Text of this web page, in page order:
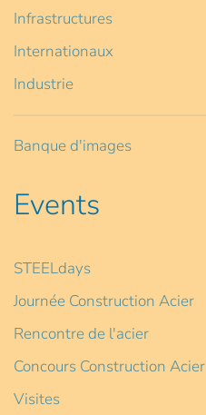
Infrastructures
Internationaux
Industrie
Banque d'images
Events
STEELdays
Journée Construction Acier
Rencontre de l'acier
Concours Construction Acier
Visites